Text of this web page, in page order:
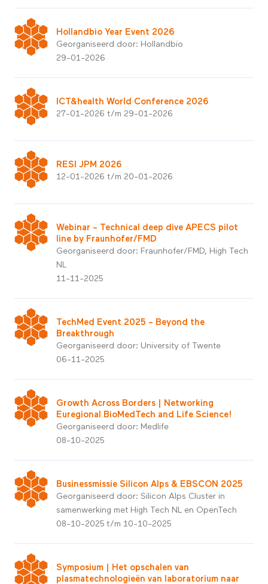
Hollandbio Year Event 2026
Georganiseerd door: Hollandbio
29-01-2026
ICT&health World Conference 2026
27-01-2026 t/m 29-01-2026
RESI JPM 2026
12-01-2026 t/m 20-01-2026
Webinar – Technical deep dive APECS pilot
line by Fraunhofer/FMD
Georganiseerd door: Fraunhofer/FMD, High Tech
NL
11-11-2025
TechMed Event 2025 – Beyond the
Breakthrough
Georganiseerd door: University of Twente
06-11-2025
Growth Across Borders | Networking
Euregional BioMedTech and Life Science!
Georganiseerd door: Medlife
08-10-2025
Businessmissie Silicon Alps & EBSCON 2025
Georganiseerd door: Silicon Alps Cluster in
samenwerking met High Tech NL en OpenTech
08-10-2025 t/m 10-10-2025
Symposium | Het opschalen van
plasmatechnologieën van laboratorium naar